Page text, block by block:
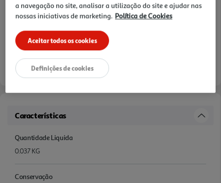
Notas de preparação
Características
Quantidade Liquida
0.037 KG
Conservação
a navegação no site, analisar a utilização do site e ajudar nas
nossas iniciativas de marketing. Política de Cookies
Aceitar todos os cookies
Definições de cookies